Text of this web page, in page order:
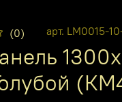
(0) арт. LM0015-